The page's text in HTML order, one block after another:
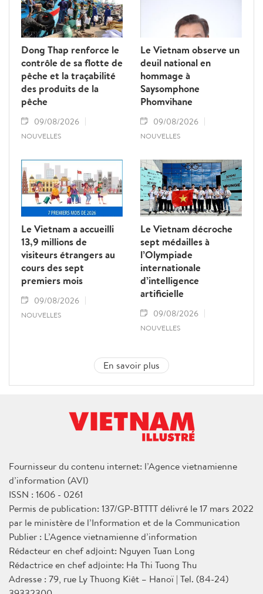
Dong Thap renforce le
contrôle de sa flotte de
pêche et la traçabilité
des produits de la
pêche
09/08/2026
NOUVELLES
Le Vietnam observe un
deuil national en
hommage à
Saysomphone
Phomvihane
09/08/2026
NOUVELLES
Le Vietnam a accueilli
13,9 millions de
visiteurs étrangers au
cours des sept
premiers mois
09/08/2026
NOUVELLES
Le Vietnam décroche
sept médailles à
l’Olympiade
internationale
d’intelligence
artificielle
09/08/2026
NOUVELLES
En savoir plus
Fournisseur du contenu internet: l’Agence vietnamienne
d’information (AVI)
ISSN : 1606 - 0261
Permis de publication: 137/GP-BTTTT délivré le 17 mars 2022
par le ministère de l’Information et de la Communication
Publier : L’Agence vietnamienne d’information
Rédacteur en chef adjoint: Nguyen Tuan Long
Rédactrice en chef adjointe: Ha Thi Tuong Thu
Adresse : 79, rue Ly Thuong Kiêt – Hanoï | Tel. (84-24)